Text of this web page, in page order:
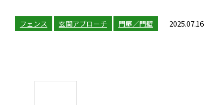
フェンス 玄関アプローチ 門扉／門壁 2025.07.16